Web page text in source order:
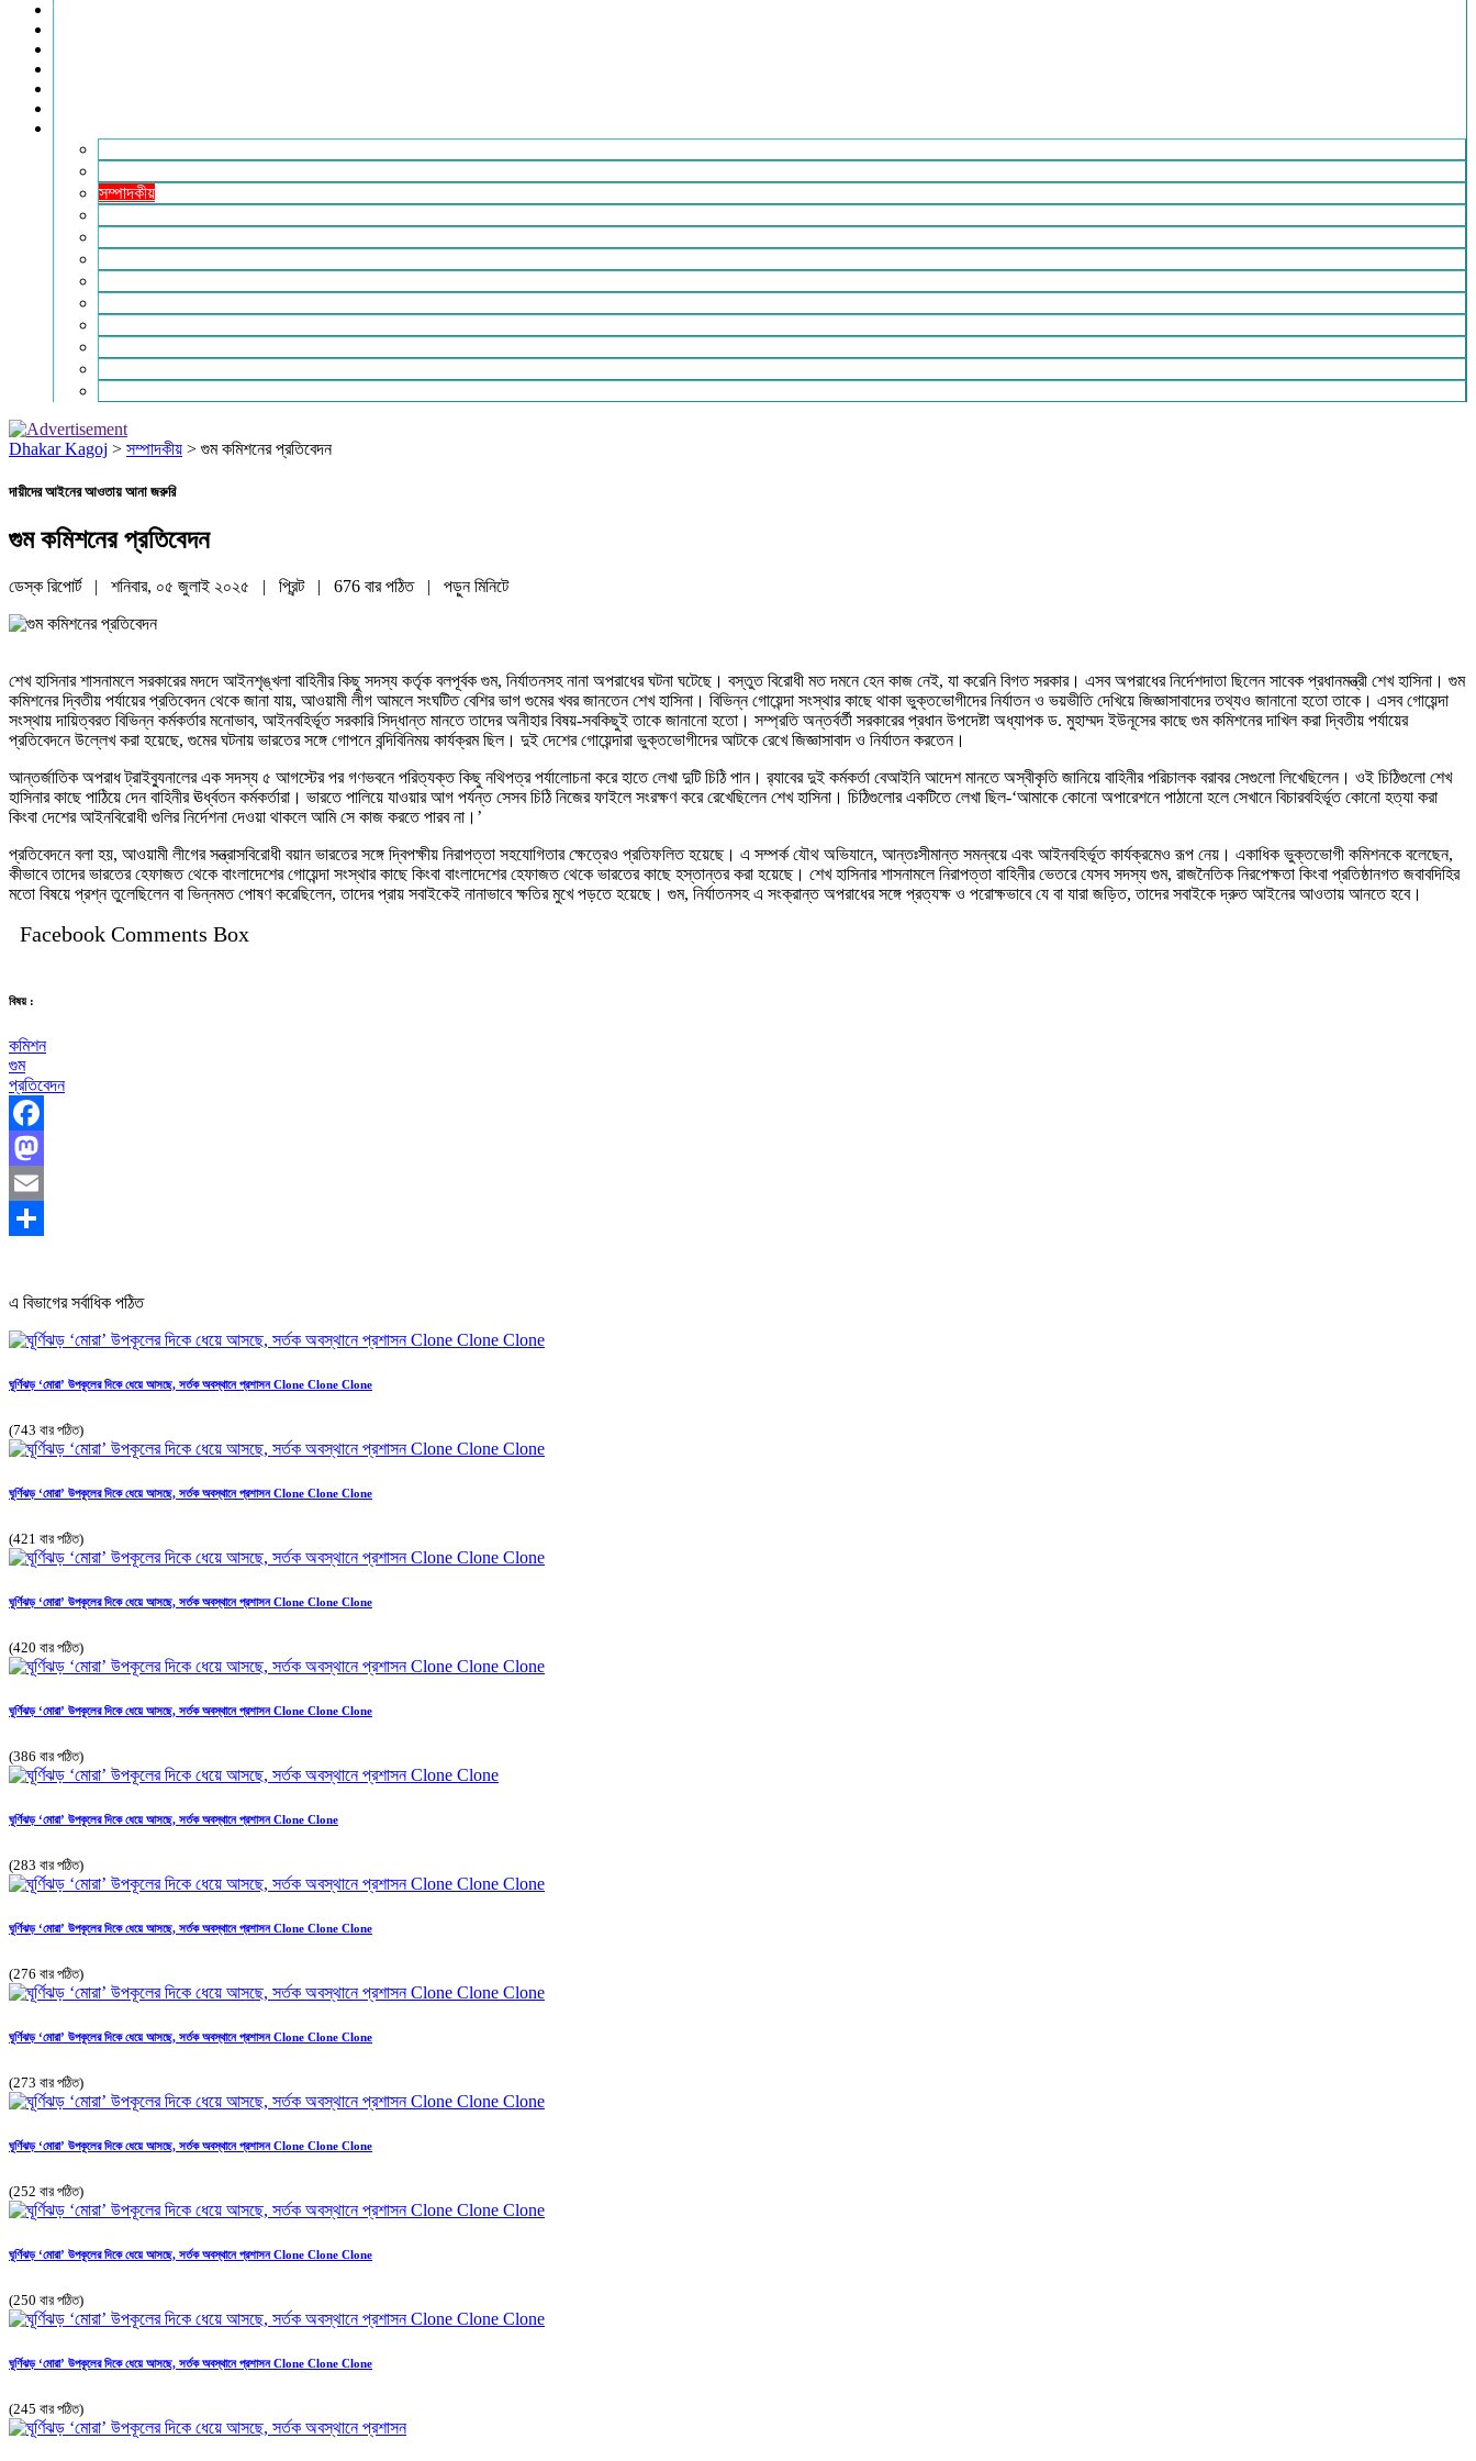
সম্পাদকীয়
Dhakar Kagoj > সম্পাদকীয় > গুম কমিশনের প্রতিবেদন
দায়ীদের আইনের আওতায় আনা জরুরি
গুম কমিশনের প্রতিবেদন
ডেস্ক রিপোর্ট | শনিবার, ০৫ জুলাই ২০২৫ | প্রিন্ট | 676 বার পঠিত | পড়ুনমিনিটে
শেখ হাসিনার শাসনামলে সরকারের মদদে আইনশৃঙ্খলা বাহিনীর কিছু সদস্য কর্তৃক বলপূর্বক গুম, নির্যাতনসহ নানা অপরাধের ঘটনা ঘটেছে। বস্তুত বিরোধী মত দমনে হেন কাজ নেই, যা করেনি বিগত সরকার। এসব অপরাধের নির্দেশদাতা ছিলেন সাবেক প্রধানমন্ত্রী শেখ হাসিনা। গুম
কমিশনের দ্বিতীয় পর্যায়ের প্রতিবেদন থেকে জানা যায়, আওয়ামী লীগ আমলে সংঘটিত বেশির ভাগ গুমের খবর জানতেন শেখ হাসিনা। বিভিন্ন গোয়েন্দা সংস্থার কাছে থাকা ভুক্তভোগীদের নির্যাতন ও ভয়ভীতি দেখিয়ে জিজ্ঞাসাবাদের তথ্যও জানানো হতো তাকে। এসব গোয়েন্দা
সংস্থায় দায়িত্বরত বিভিন্ন কর্মকর্তার মনোভাব, আইনবহির্ভূত সরকারি সিদ্ধান্ত মানতে তাদের অনীহার বিষয়-সবকিছুই তাকে জানানো হতো। সম্প্রতি অন্তর্বর্তী সরকারের প্রধান উপদেষ্টা অধ্যাপক ড. মুহাম্মদ ইউনূসের কাছে গুম কমিশনের দাখিল করা দ্বিতীয় পর্যায়ের
প্রতিবেদনে উল্লেখ করা হয়েছে, গুমের ঘটনায় ভারতের সঙ্গে গোপনে বন্দিবিনিময় কার্যক্রম ছিল। দুই দেশের গোয়েন্দারা ভুক্তভোগীদের আটকে রেখে জিজ্ঞাসাবাদ ও নির্যাতন করতেন।
আন্তর্জাতিক অপরাধ ট্রাইব্যুনালের এক সদস্য ৫ আগস্টের পর গণভবনে পরিত্যক্ত কিছু নথিপত্র পর্যালোচনা করে হাতে লেখা দুটি চিঠি পান। র‌্যাবের দুই কর্মকর্তা বেআইনি আদেশ মানতে অস্বীকৃতি জানিয়ে বাহিনীর পরিচালক বরাবর সেগুলো লিখেছিলেন। ওই চিঠিগুলো শেখ
হাসিনার কাছে পাঠিয়ে দেন বাহিনীর ঊর্ধ্বতন কর্মকর্তারা। ভারতে পালিয়ে যাওয়ার আগ পর্যন্ত সেসব চিঠি নিজের ফাইলে সংরক্ষণ করে রেখেছিলেন শেখ হাসিনা। চিঠিগুলোর একটিতে লেখা ছিল-‘আমাকে কোনো অপারেশনে পাঠানো হলে সেখানে বিচারবহির্ভূত কোনো হত্যা করা
কিংবা দেশের আইনবিরোধী গুলির নির্দেশনা দেওয়া থাকলে আমি সে কাজ করতে পারব না।’
প্রতিবেদনে বলা হয়, আওয়ামী লীগের সন্ত্রাসবিরোধী বয়ান ভারতের সঙ্গে দ্বিপক্ষীয় নিরাপত্তা সহযোগিতার ক্ষেত্রেও প্রতিফলিত হয়েছে। এ সম্পর্ক যৌথ অভিযানে, আন্তঃসীমান্ত সমন্বয়ে এবং আইনবহির্ভূত কার্যক্রমেও রূপ নেয়। একাধিক ভুক্তভোগী কমিশনকে বলেছেন,
কীভাবে তাদের ভারতের হেফাজত থেকে বাংলাদেশের গোয়েন্দা সংস্থার কাছে কিংবা বাংলাদেশের হেফাজত থেকে ভারতের কাছে হস্তান্তর করা হয়েছে। শেখ হাসিনার শাসনামলে নিরাপত্তা বাহিনীর ভেতরে যেসব সদস্য গুম, রাজনৈতিক নিরপেক্ষতা কিংবা প্রতিষ্ঠানগত জবাবদিহির
মতো বিষয়ে প্রশ্ন তুলেছিলেন বা ভিন্নমত পোষণ করেছিলেন, তাদের প্রায় সবাইকেই নানাভাবে ক্ষতির মুখে পড়তে হয়েছে। গুম, নির্যাতনসহ এ সংক্রান্ত অপরাধের সঙ্গে প্রত্যক্ষ ও পরোক্ষভাবে যে বা যারা জড়িত, তাদের সবাইকে দ্রুত আইনের আওতায় আনতে হবে।
Facebook Comments Box
বিষয় :
কমিশন
গুম
প্রতিবেদন
Facebook
Mastodon
Email
এ বিভাগের সর্বাধিক পঠিত
ঘূর্ণিঝড় ‘মোরা’ উপকূলের দিকে ধেয়ে আসছে, সর্তক অবস্থানে প্রশাসন Clone Clone Clone
(743 বার পঠিত)
ঘূর্ণিঝড় ‘মোরা’ উপকূলের দিকে ধেয়ে আসছে, সর্তক অবস্থানে প্রশাসন Clone Clone Clone
(421 বার পঠিত)
ঘূর্ণিঝড় ‘মোরা’ উপকূলের দিকে ধেয়ে আসছে, সর্তক অবস্থানে প্রশাসন Clone Clone Clone
(420 বার পঠিত)
ঘূর্ণিঝড় ‘মোরা’ উপকূলের দিকে ধেয়ে আসছে, সর্তক অবস্থানে প্রশাসন Clone Clone Clone
(386 বার পঠিত)
ঘূর্ণিঝড় ‘মোরা’ উপকূলের দিকে ধেয়ে আসছে, সর্তক অবস্থানে প্রশাসন Clone Clone
(283 বার পঠিত)
ঘূর্ণিঝড় ‘মোরা’ উপকূলের দিকে ধেয়ে আসছে, সর্তক অবস্থানে প্রশাসন Clone Clone Clone
(276 বার পঠিত)
ঘূর্ণিঝড় ‘মোরা’ উপকূলের দিকে ধেয়ে আসছে, সর্তক অবস্থানে প্রশাসন Clone Clone Clone
(273 বার পঠিত)
ঘূর্ণিঝড় ‘মোরা’ উপকূলের দিকে ধেয়ে আসছে, সর্তক অবস্থানে প্রশাসন Clone Clone Clone
(252 বার পঠিত)
ঘূর্ণিঝড় ‘মোরা’ উপকূলের দিকে ধেয়ে আসছে, সর্তক অবস্থানে প্রশাসন Clone Clone Clone
(250 বার পঠিত)
ঘূর্ণিঝড় ‘মোরা’ উপকূলের দিকে ধেয়ে আসছে, সর্তক অবস্থানে প্রশাসন Clone Clone Clone
(245 বার পঠিত)